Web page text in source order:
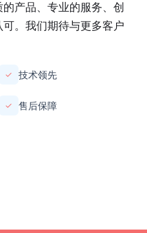
的产品、专业的服务、创
。我们期待与更多客户
✓ 技术领先
✓ 售后保障